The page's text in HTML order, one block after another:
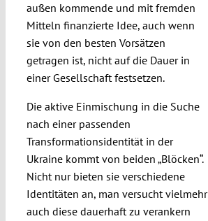
außen kommende und mit fremden
Mitteln finanzierte Idee, auch wenn
sie von den besten Vorsätzen
getragen ist, nicht auf die Dauer in
einer Gesellschaft festsetzen.
Die aktive Einmischung in die Suche
nach einer passenden
Transformationsidentität in der
Ukraine kommt von beiden „Blöcken“.
Nicht nur bieten sie verschiedene
Identitäten an, man versucht vielmehr
auch diese dauerhaft zu verankern